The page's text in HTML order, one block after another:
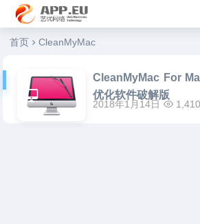
艺优软件乐园
首页 CleanMyMac
CleanMyMac For
优化软件破解版
2018年1月14日